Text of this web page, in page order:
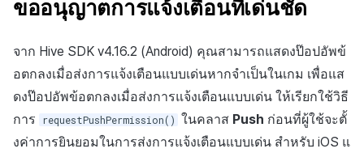
ขออนุญาตการแจ้งเตือนที่เด่นชัด
จาก Hive SDK v4.16.2 (Android) คุณสามารถแสดงป๊อปอัพข้
อตกลงเมื่อส่งการแจ้งเตือนแบบเด่นหากจำเป็นในเกม เพื่อแส
ดงป๊อปอัพข้อตกลงเมื่อส่งการแจ้งเตือนแบบเด่น ให้เรียกใช้วิธี
การ
requestPushPermission() ในคลาส Push ก่อนที่ผู้ใช้จะตั้
งค่าการยินยอมในการส่งการแจ้งเตือนแบบเด่น สำหรับ iOS แ